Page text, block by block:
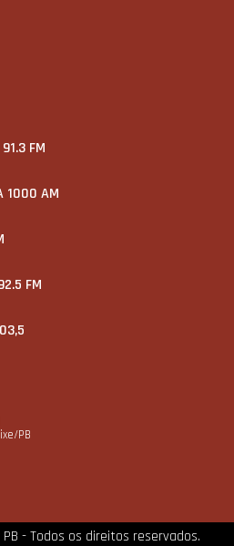
FM
1000 AM
FM
PB
- Todos os direitos reservados.